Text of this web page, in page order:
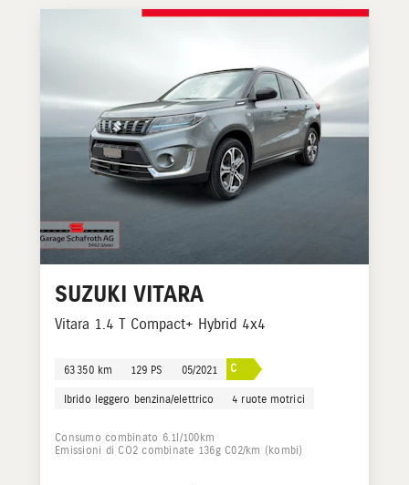
SUZUKI VITARA
Vitara 1.4 T Compact+ Hybrid 4x4
63 350 km 129 PS 05/2021 C
Ibrido leggero benzina/elettrico 4 ruote motrici
Consumo combinato 6.1l/100km
Emissioni di CO2 combinate 136g C02/km (kombi)